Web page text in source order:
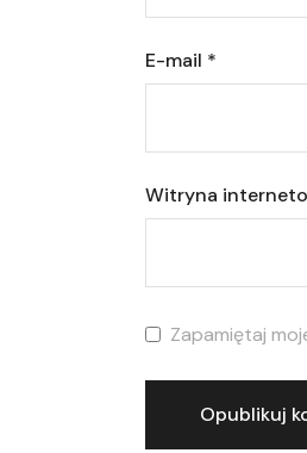
E-mail *
Witryna
Zapamiętaj
Opublikuj